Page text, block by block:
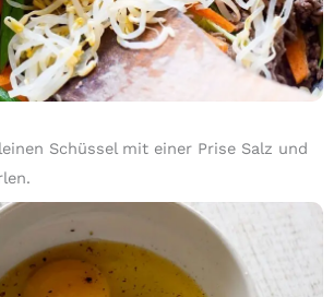
Schüssel mit einer Prise Salz und